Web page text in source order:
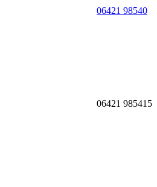
06421 98540
06421 985415